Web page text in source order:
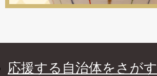
応援する自治体をさがす